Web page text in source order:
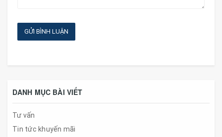
GỬI BÌNH LUẬN
DANH MỤC BÀI VIẾT
Tư vấn
Tin tức khuyến mãi